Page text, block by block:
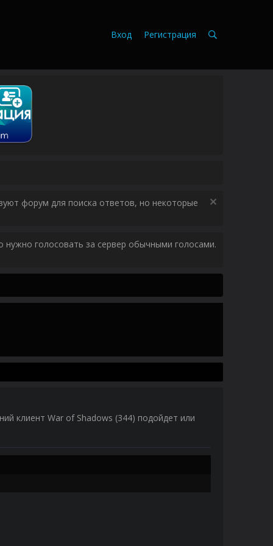
Вход Регистрация
форум для поиска ответов, но некоторые
нужно голосовать за сервер обычными голосами.
клиент War of Shadows (344) подойдет или